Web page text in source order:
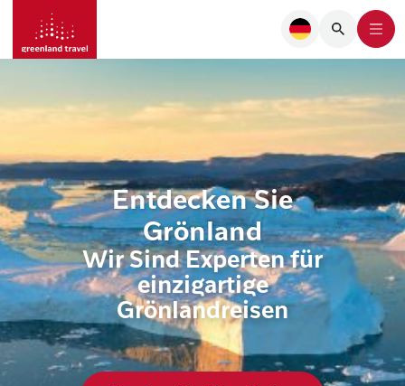
Entdecken Sie
Grönland
Wir Sind Experten für
einzigartige
Grönlandreisen